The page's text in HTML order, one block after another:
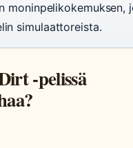
moninpelikokemuksen,
simulaattoreista.
-pelissä